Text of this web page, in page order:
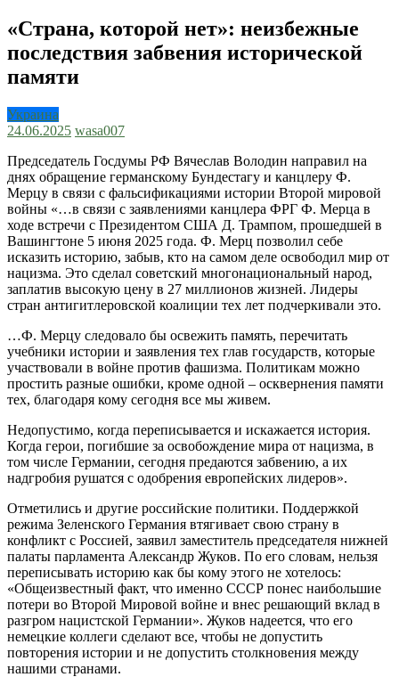
«Страна, которой нет»: неизбежные
последствия забвения исторической
памяти
Украина
24.06.2025 wasa007
Председатель Госдумы РФ Вячеслав Володин направил на
днях обращение германскому Бундестагу и канцлеру Ф.
Мерцу в связи с фальсификациями истории Второй мировой
войны «…в связи с заявлениями канцлера ФРГ Ф. Мерца в
ходе встречи с Президентом США Д. Трампом, прошедшей в
Вашингтоне 5 июня 2025 года. Ф. Мерц позволил себе
исказить историю, забыв, кто на самом деле освободил мир от
нацизма. Это сделал советский многонациональный народ,
заплатив высокую цену в 27 миллионов жизней. Лидеры
стран антигитлеровской коалиции тех лет подчеркивали это.
…Ф. Мерцу следовало бы освежить память, перечитать
учебники истории и заявления тех глав государств, которые
участвовали в войне против фашизма. Политикам можно
простить разные ошибки, кроме одной – осквернения памяти
тех, благодаря кому сегодня все мы живем.
Недопустимо, когда переписывается и искажается история.
Когда герои, погибшие за освобождение мира от нацизма, в
том числе Германии, сегодня предаются забвению, а их
надгробия рушатся с одобрения европейских лидеров».
Отметились и другие российские политики. Поддержкой
режима Зеленского Германия втягивает свою страну в
конфликт с Россией, заявил заместитель председателя нижней
палаты парламента Александр Жуков. По его словам, нельзя
переписывать историю как бы кому этого не хотелось:
«Общеизвестный факт, что именно СССР понес наибольшие
потери во Второй Мировой войне и внес решающий вклад в
разгром нацистской Германии». Жуков надеется, что его
немецкие коллеги сделают все, чтобы не допустить
повторения истории и не допустить столкновения между
нашими странами.